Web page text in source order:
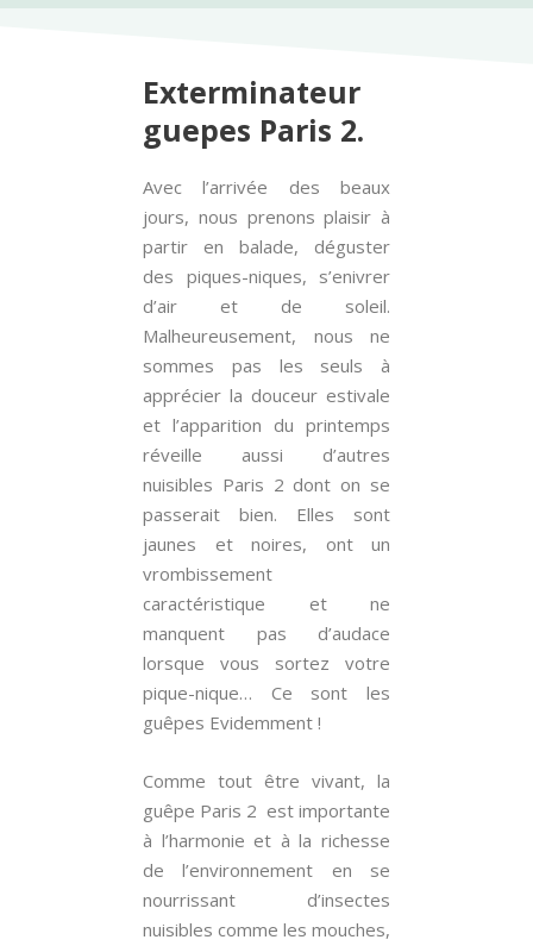
Exterminateur
guepes Paris 2.
Avec l’arrivée des beaux
jours, nous prenons plaisir à
partir en balade, déguster
des piques-niques, s’enivrer
d’air et de soleil.
Malheureusement, nous ne
sommes pas les seuls à
apprécier la douceur estivale
et l’apparition du printemps
réveille aussi d’autres
nuisibles Paris 2 dont on se
passerait bien. Elles sont
jaunes et noires, ont un
vrombissement
caractéristique et ne
manquent pas d’audace
lorsque vous sortez votre
pique-nique… Ce sont les
guêpes Evidemment !
Comme tout être vivant, la
guêpe Paris 2 est importante
à l’harmonie et à la richesse
de l’environnement en se
nourrissant d’insectes
nuisibles comme les mouches,